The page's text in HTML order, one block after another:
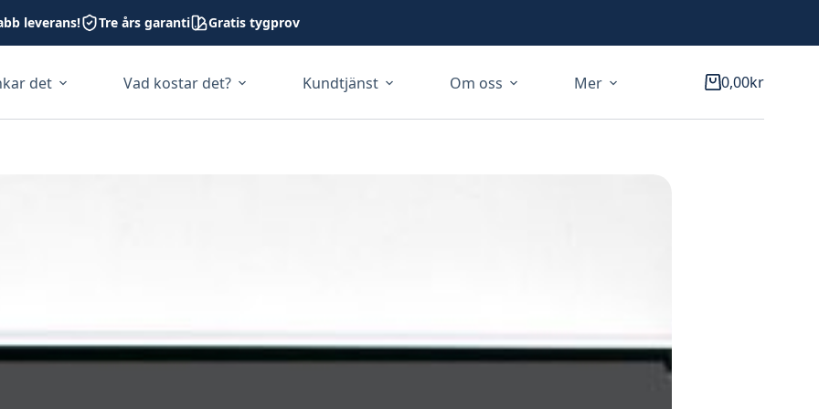
leverans! Tre års garanti Gratis tygprov
det Vad kostar det? Kundtjänst Om oss Mer Varukorg
0,00kr